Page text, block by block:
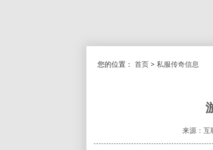
您的位置： 首页> 私服传奇信息
来源：互